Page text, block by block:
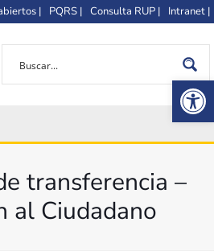
| PQRS | Consulta RUP | Intranet |
transferencia –
al Ciudadano